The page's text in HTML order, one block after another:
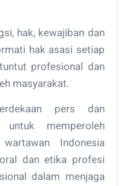
hak, kewajiban dan
hak asasi setiap
profesional dan
masyarakat.
pers dan
memperoleh
Indonesia
dan etika profesi
dalam menjaga